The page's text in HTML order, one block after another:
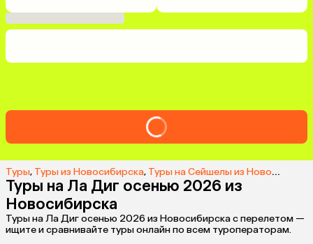
Туры, Туры из Новосибирска, Туры на Сейшелы из Новосибирска
Туры на Ла Диг осенью 2026 из
Новосибирска
Туры на Ла Диг осенью 2026 из Новосибирска с перелетом —
ищите и сравнивайте туры онлайн по всем туроператорам.